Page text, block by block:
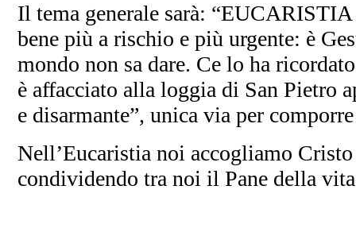
Il tema generale sarà:
bene più a rischio e più urgente: è
mondo non sa dare. Ce lo ha
è affacciato alla loggia di San Pietro
e disarmante”, unica via per
Nell’Eucaristia noi accogliamo
condividendo tra noi il Pane della